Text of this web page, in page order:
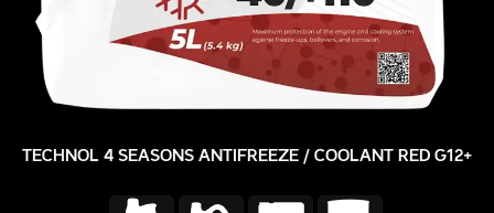
TECHNOL 4 SEASONS ANTIFREEZE / COOLANT RED G12+